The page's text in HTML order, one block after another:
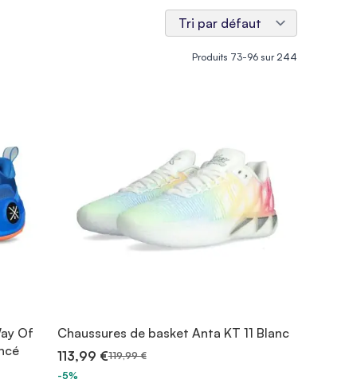
Produits 73-96 sur244
Of
Chaussures de basket Anta KT 11 Blanc
113,99 €119,99 €
-5%